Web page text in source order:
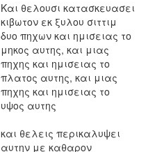
Και θελουσι κατασκευασει
κιβωτον εκ ξυλου σιττιμ
δυο πηχων και ημισειας το
μηκος αυτης, και μιας
πηχης και ημισειας το
πλατος αυτης, και μιας
πηχης και ημισειας το
υψος αυτης
και θελεις περικαλυψει
αυτην με καθαρον